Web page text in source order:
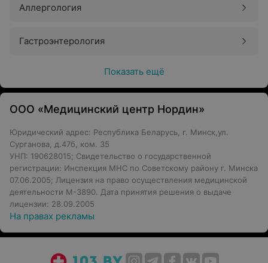
Аллергология
Гастроэнтерология
Показать ещё
ООО «Медицинский центр Нордин»
Юридический адрес: Республика Беларусь, г. Минск,ул.
Сурганова, д.47б, ком. 35
УНП: 190628015; Свидетельство о государственной
регистрации: Инспекция МНС по Советскому району г. Минска
07.06.2005; Лицензия на право осуществления медицинской
деятельности М-3890. Дата принятия решения о выдаче
лицензии: 28.09.2005
На правах рекламы